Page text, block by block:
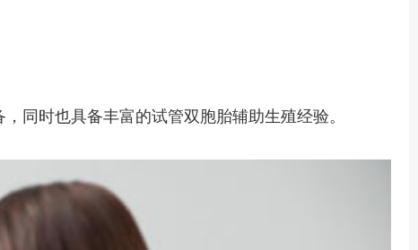
同时也具备丰富的试管双胞胎辅助生殖经验。